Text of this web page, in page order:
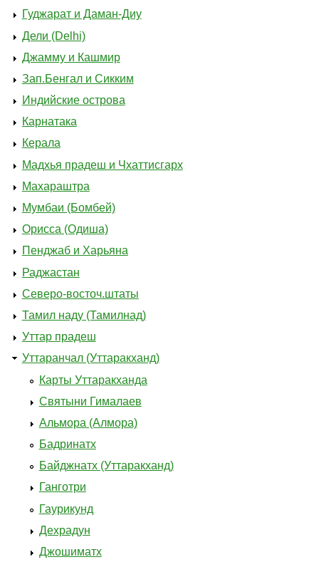
Гуджарат и Даман-Диу
Дели (Delhi)
Джамму и Кашмир
Зап.Бенгал и Сикким
Индийские острова
Карнатака
Керала
Мадхья прадеш и Чхаттисгарх
Махараштра
Мумбаи (Бомбей)
Орисса (Одиша)
Пенджаб и Харьяна
Раджастан
Северо-восточ.штаты
Тамил наду (Тамилнад)
Уттар прадеш
Уттаранчал (Уттаракханд)
Карты Уттаракханда
Святыни Гималаев
Альмора (Алмора)
Бадринатх
Байджнатх (Уттаракханд)
Ганготри
Гаурикунд
Дехрадун
Джошиматх